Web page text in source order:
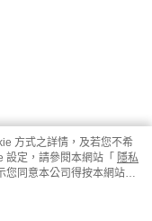
方式之詳情，及若您不希
設定，請參閱本網站「 隱私
您同意本公司得按本網站使